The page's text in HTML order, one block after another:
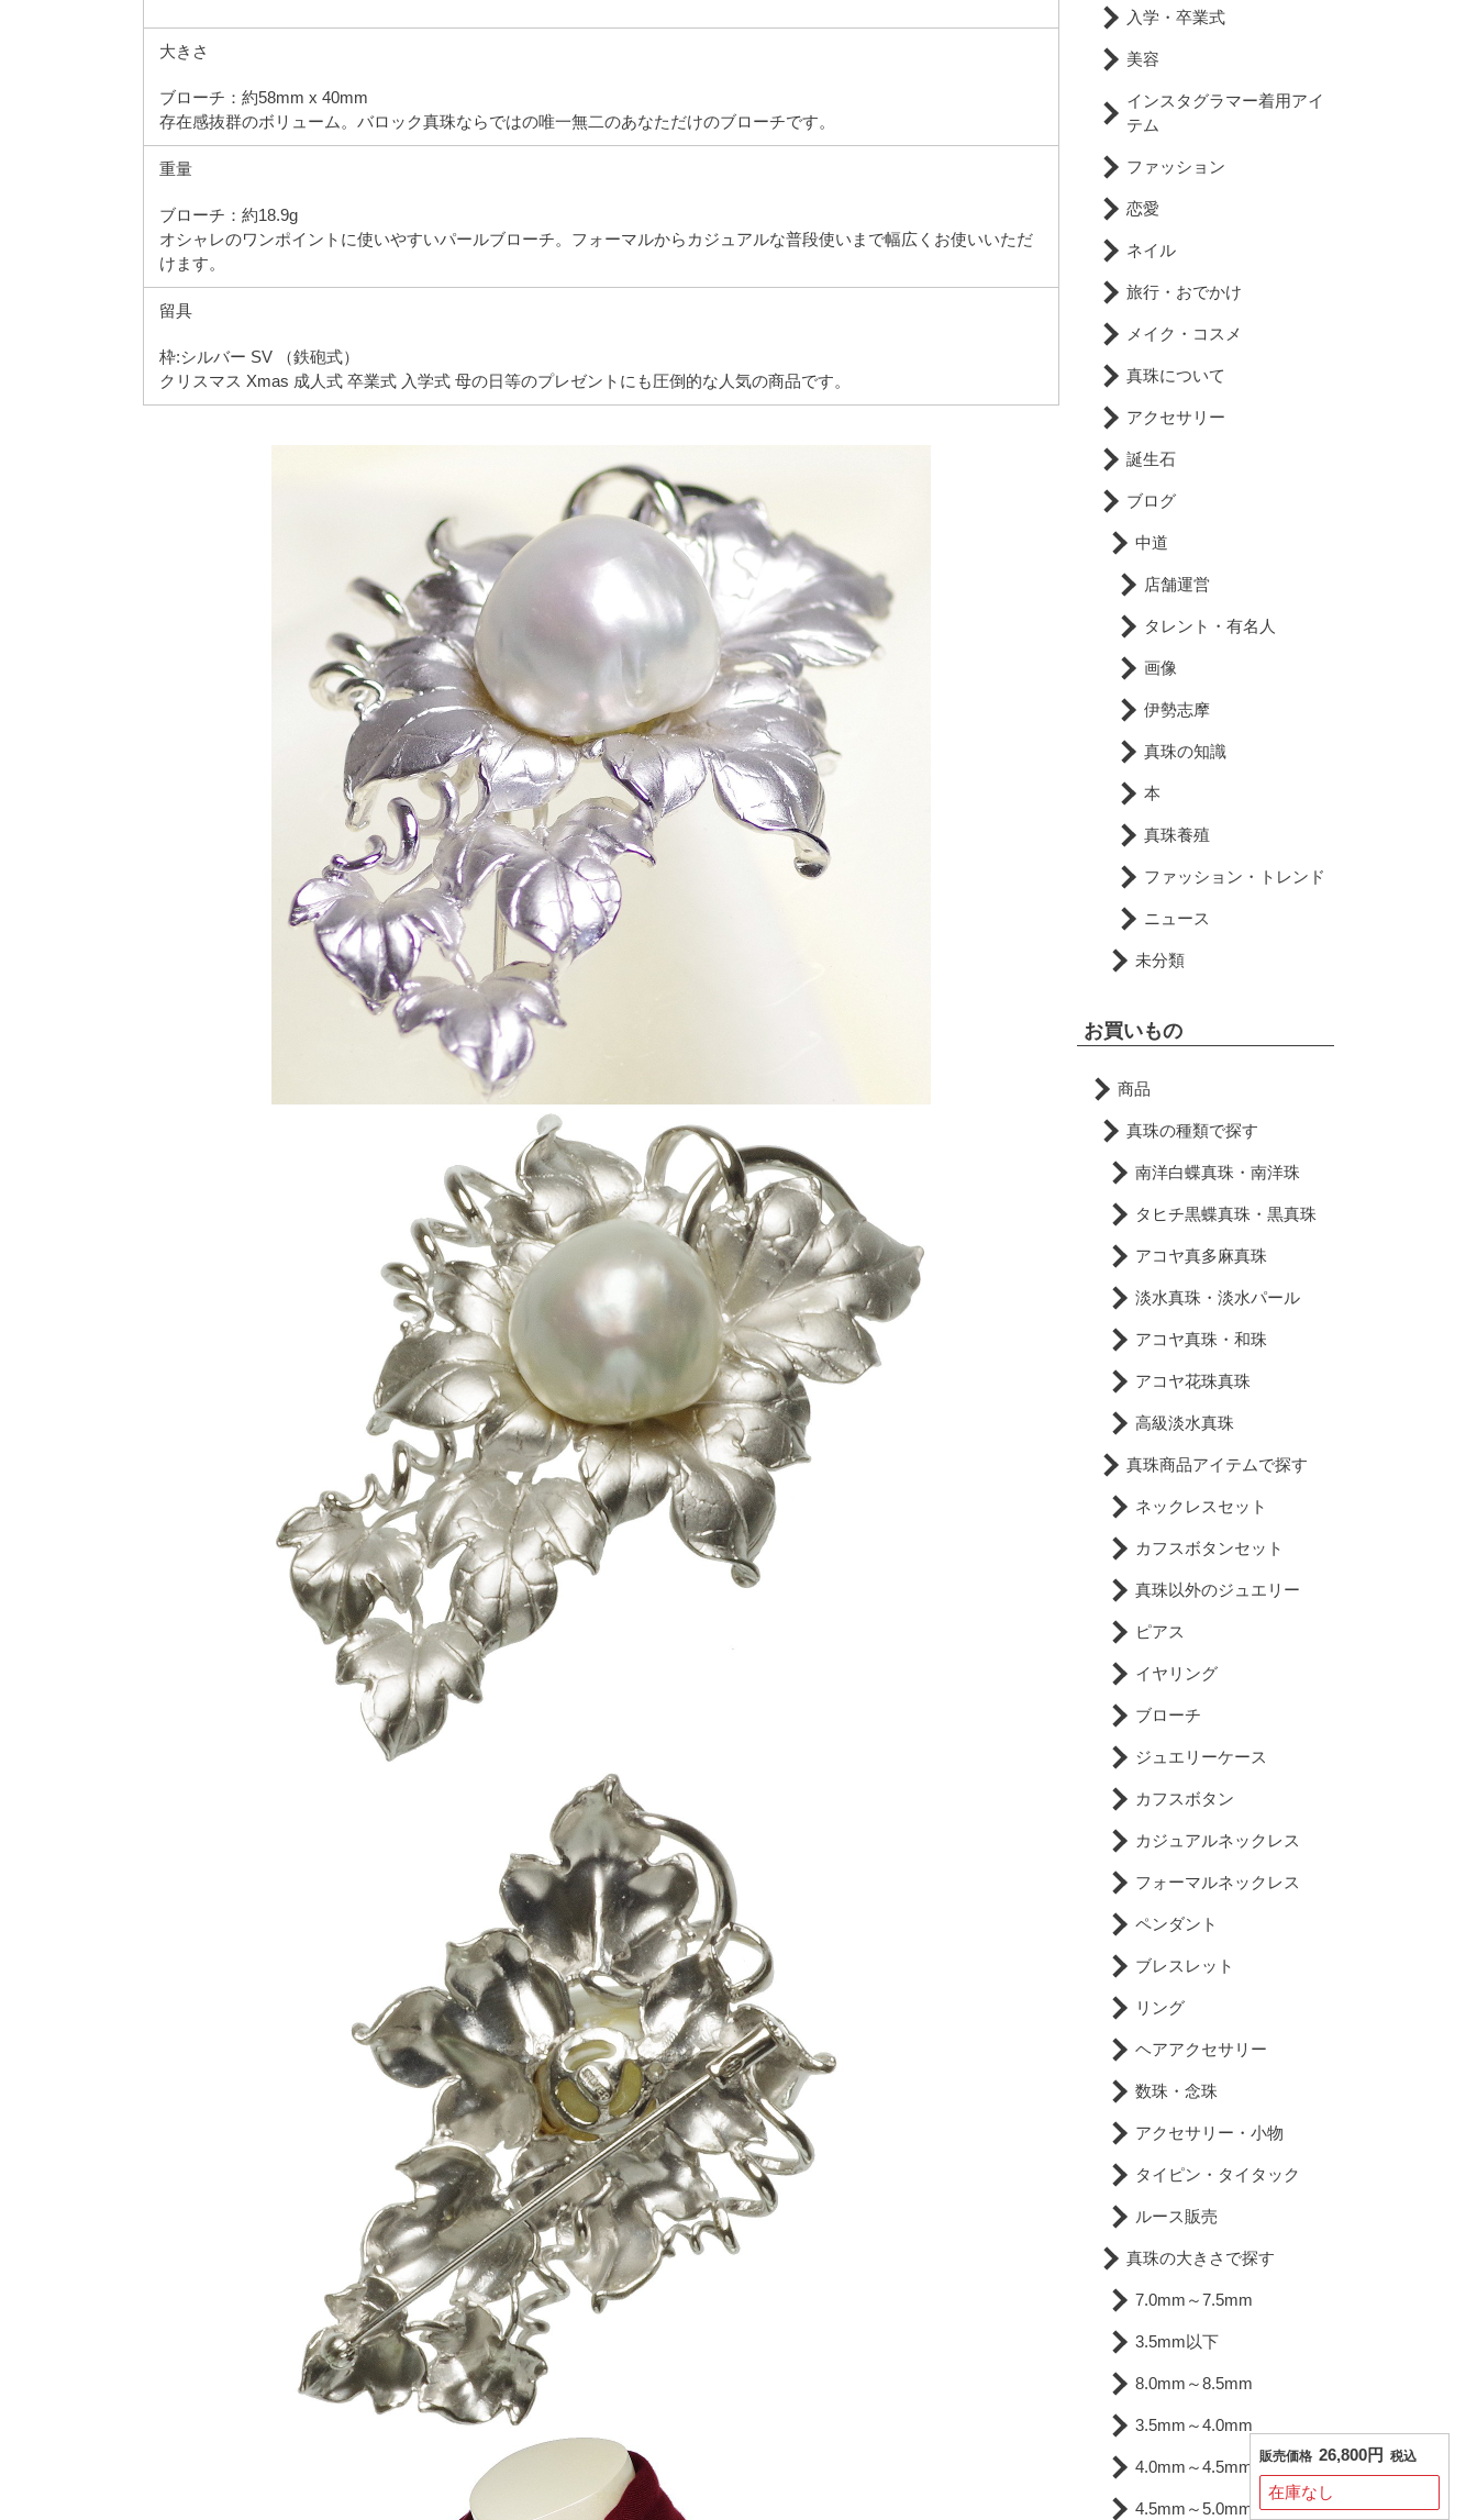
大きさ
ブローチ：約58mm x 40mm
存在感抜群のボリューム。バロック真珠ならではの唯一無二のあなただけのブローチです。
重量
ブローチ：約18.9g
オシャレのワンポイントに使いやすいパールブローチ。フォーマルからカジュアルな普段使いまで幅広くお使いいただ
けます。
留具
枠:シルバー SV （鉄砲式）
クリスマス Xmas 成人式 卒業式 入学式 母の日等のプレゼントにも圧倒的な人気の商品です。
入学・卒業式
美容
インスタグラマー着用アイ
テム
ファッション
恋愛
ネイル
旅行・おでかけ
メイク・コスメ
真珠について
アクセサリー
誕生石
ブログ
中道
店舗運営
タレント・有名人
画像
伊勢志摩
真珠の知識
本
真珠養殖
ファッション・トレンド
ニュース
未分類
お買いもの
商品
真珠の種類で探す
南洋白蝶真珠・南洋珠
タヒチ黒蝶真珠・黒真珠
アコヤ真多麻真珠
淡水真珠・淡水パール
アコヤ真珠・和珠
アコヤ花珠真珠
高級淡水真珠
真珠商品アイテムで探す
ネックレスセット
カフスボタンセット
真珠以外のジュエリー
ピアス
イヤリング
ブローチ
ジュエリーケース
カフスボタン
カジュアルネックレス
フォーマルネックレス
ペンダント
ブレスレット
リング
ヘアアクセサリー
数珠・念珠
アクセサリー・小物
タイピン・タイタック
ルース販売
真珠の大きさで探す
7.0mm～7.5mm
3.5mm以下
8.0mm～8.5mm
3.5mm～4.0mm
4.0mm～4.5mm
4.5mm～5.0mm
販売価格 26,800円 税込
在庫なし